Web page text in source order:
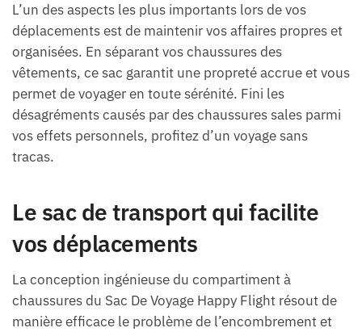
L’un des aspects les plus importants lors de vos
déplacements est de maintenir vos affaires propres et
organisées. En séparant vos chaussures des
vêtements, ce sac garantit une propreté accrue et vous
permet de voyager en toute sérénité. Fini les
désagréments causés par des chaussures sales parmi
vos effets personnels, profitez d’un voyage sans
tracas.
Le sac de transport qui facilite
vos déplacements
La conception ingénieuse du compartiment à
chaussures du Sac De Voyage Happy Flight résout de
manière efficace le problème de l’encombrement et